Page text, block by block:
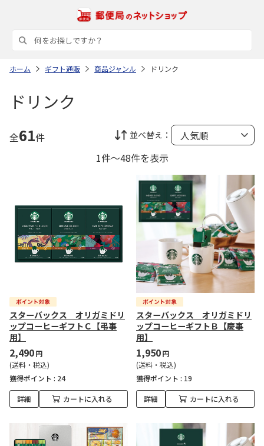
ホーム ギフト通販 商品ジャンル ドリンク
ドリンク
全61件 並べ替え：
1件～48件を表示
スターバックス オリガミドリ
ップコーヒーギフトＣ【弔事
用】
2,490円
(送料・税込)
獲得ポイント : 24
詳細 カートに入れる
スターバックス オリガミドリ
ップコーヒーギフトＢ【慶事
用】
1,950円
(送料・税込)
獲得ポイント : 19
詳細 カートに入れる